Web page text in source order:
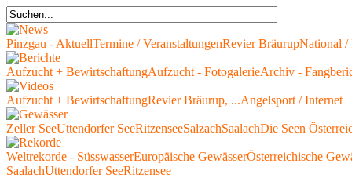
Pinzgau - AktuellTermine / VeranstaltungenRevier BräurupNational /
Aufzucht + BewirtschaftungAufzucht - FotogalerieArchiv -
Aufzucht + BewirtschaftungRevier Bräurup, ...Angelsport / Internet
Zeller SeeUttendorfer SeeRitzenseeSalzachSaalachDie Seen
Weltrekorde - SüsswasserEuropäische GewässerÖsterreichische
SaalachUttendorfer SeeRitzensee